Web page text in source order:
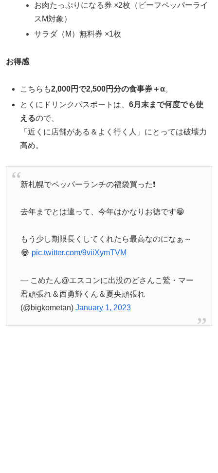
お肉たっぷりになる券 ×2枚（ビーフペッパーライ
スM対象）
サラダ（M）無料券 ×1枚
お得感
こちらも2,000円で2,500円分の食事券＋α。
とくにドリンクパスポートは、6月末まで何度でも使
えるので、
「近くに店舗がある＆よく行く人」にとっては破壊力
高め。
新札幌でペッパーランチの福袋買った❗
去年までとは違って、今年はかなりお徳です😁
もう少し期限長くしてくれたら最高なのになぁ～
😂 pic.twitter.com/9viiXymTVM
— こめたん@エスコンに出没のどさんこ鷲・マー
君頑張れ＆西勇輝くん＆夏央頑張れ
(@bigkometan) January 1, 2023